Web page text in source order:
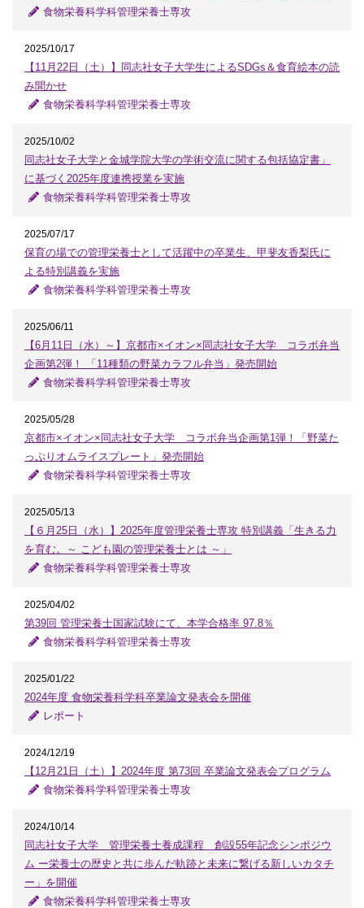
食物栄養科学科管理栄養士専攻
2025/10/17
【11月22日（土）】同志社女子大学生によるSDGs＆食育絵本の読
み聞かせ
食物栄養科学科管理栄養士専攻
2025/10/02
同志社女子大学と金城学院大学の学術交流に関する包括協定書」
に基づく2025年度連携授業を実施
食物栄養科学科管理栄養士専攻
2025/07/17
保育の場での管理栄養士として活躍中の卒業生、甲斐友香梨氏に
よる特別講義を実施
食物栄養科学科管理栄養士専攻
2025/06/11
【6月11日（水）～】京都市×イオン×同志社女子大学 コラボ弁当
企画第2弾！ 「11種類の野菜カラフル弁当」発売開始
食物栄養科学科管理栄養士専攻
2025/05/28
京都市×イオン×同志社女子大学 コラボ弁当企画第1弾！「野菜た
っぷりオムライスプレート」発売開始
食物栄養科学科管理栄養士専攻
2025/05/13
【６月25日（水）】2025年度管理栄養士専攻 特別講義「生きる力
を育む。～ こども園の管理栄養士とは ～」
食物栄養科学科管理栄養士専攻
2025/04/02
第39回 管理栄養士国家試験にて、本学合格率 97.8％
食物栄養科学科管理栄養士専攻
2025/01/22
2024年度 食物栄養科学科卒業論文発表会を開催
レポート
2024/12/19
【12月21日（土）】2024年度 第73回 卒業論文発表会プログラム
食物栄養科学科管理栄養士専攻
2024/10/14
同志社女子大学 管理栄養士養成課程 創設55年記念シンポジウ
ム ー栄養士の歴史と共に歩んだ軌跡と未来に繋げる新しいカタチ
ー」を開催
食物栄養科学科管理栄養士専攻